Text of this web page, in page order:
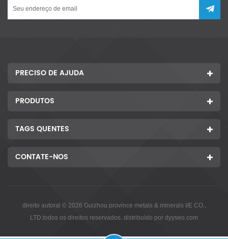
PRECISO DE AJUDA
PRODUTOS
TAGS QUENTES
CONTATE-NOS
direito autoral © 2026 Guizhou province metals & minerals I/E CO.,
LTD.todos os direitos reservados. distribuído por dyyseo.com